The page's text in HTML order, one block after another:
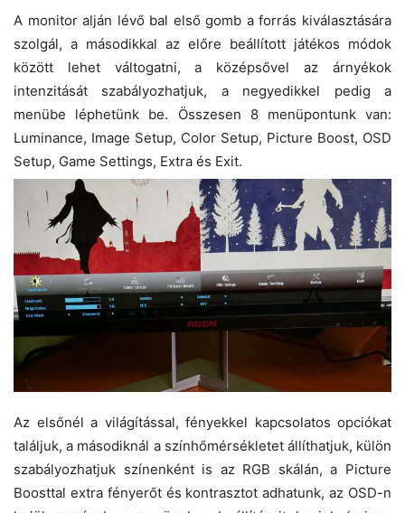
A monitor alján lévő bal első gomb a forrás kiválasztására
szolgál, a másodikkal az előre beállított játékos módok
között lehet váltogatni, a középsővel az árnyékok
intenzitását szabályozhatjuk, a negyedikkel pedig a
menübe léphetünk be. Összesen 8 menüpontunk van:
Luminance, Image Setup, Color Setup, Picture Boost, OSD
Setup, Game Settings, Extra és Exit.
Az elsőnél a világítással, fényekkel kapcsolatos opciókat
találjuk, a másodiknál a színhőmérsékletet állíthatjuk, külön
szabályozhatjuk színenként is az RGB skálán, a Picture
Boosttal extra fényerőt és kontrasztot adhatunk, az OSD-n